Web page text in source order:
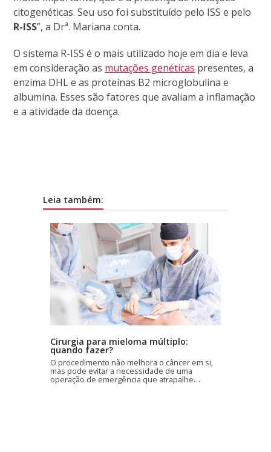
citogenéticas. Seu uso foi substituído pelo ISS e pelo
R-ISS”, a Drª. Mariana conta.
O sistema R-ISS é o mais utilizado hoje em dia e leva
em consideração as mutações genéticas presentes, a
enzima DHL e as proteínas B2 microglobulina e
albumina. Esses são fatores que avaliam a inflamação
e a atividade da doença.
Leia também:
Cirurgia para mieloma múltiplo:
quando fazer?
O procedimento não melhora o câncer em si,
mas pode evitar a necessidade de uma
operação de emergência que atrapalhe…